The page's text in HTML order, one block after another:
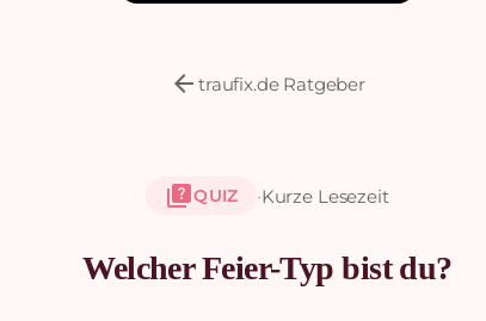
arrow_backtraufix.de Ratgeber
quizQUIZ ·Kurze Lesezeit
Welcher Feier-Typ bist du?